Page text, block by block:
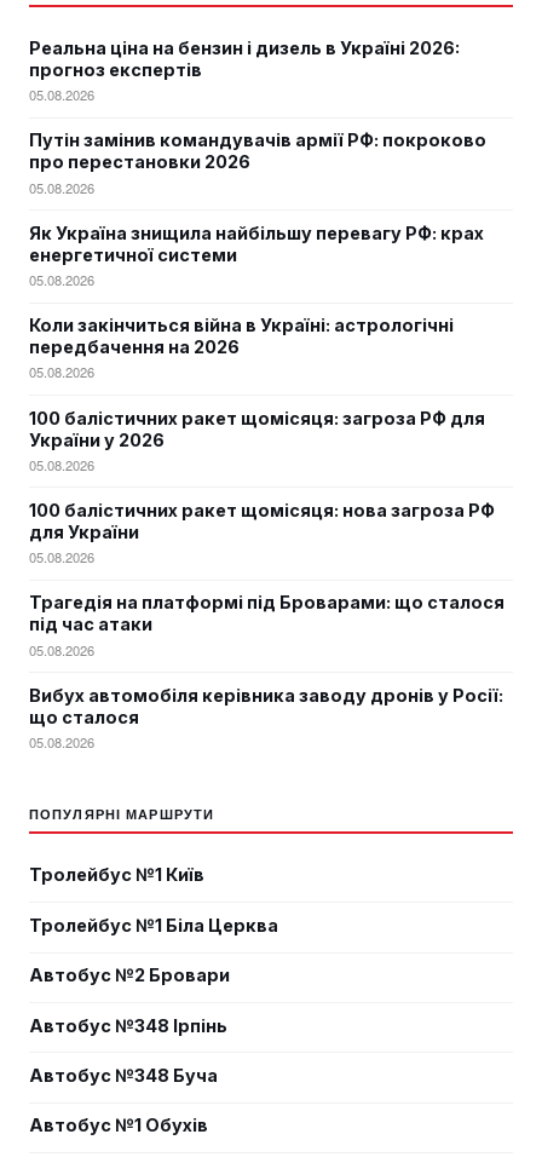
Реальна ціна на бензин і дизель в Україні 2026:
прогноз експертів
05.08.2026
Путін замінив командувачів армії РФ: покроково
про перестановки 2026
05.08.2026
Як Україна знищила найбільшу перевагу РФ: крах
енергетичної системи
05.08.2026
Коли закінчиться війна в Україні: астрологічні
передбачення на 2026
05.08.2026
100 балістичних ракет щомісяця: загроза РФ для
України у 2026
05.08.2026
100 балістичних ракет щомісяця: нова загроза РФ
для України
05.08.2026
Трагедія на платформі під Броварами: що сталося
під час атаки
05.08.2026
Вибух автомобіля керівника заводу дронів у Росії:
що сталося
05.08.2026
ПОПУЛЯРНІ МАРШРУТИ
Тролейбус №1 Київ
Тролейбус №1 Біла Церква
Автобус №2 Бровари
Автобус №348 Ірпінь
Автобус №348 Буча
Автобус №1 Обухів